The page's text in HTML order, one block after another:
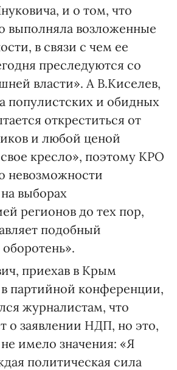
и о том, что
выполняла возложенные
в связи с чем ее
преследуются со
власти». А В.Киселев,
популистских и обидных
откреститься от
и любой ценой
кресло», поэтому КРО
невозможности
выборах
регионов до тех пор,
подобный
приехав в Крым
в партийной конференции,
журналистам, что
о заявлении НДП, но это,
не имело значения: «Я
политическая сила